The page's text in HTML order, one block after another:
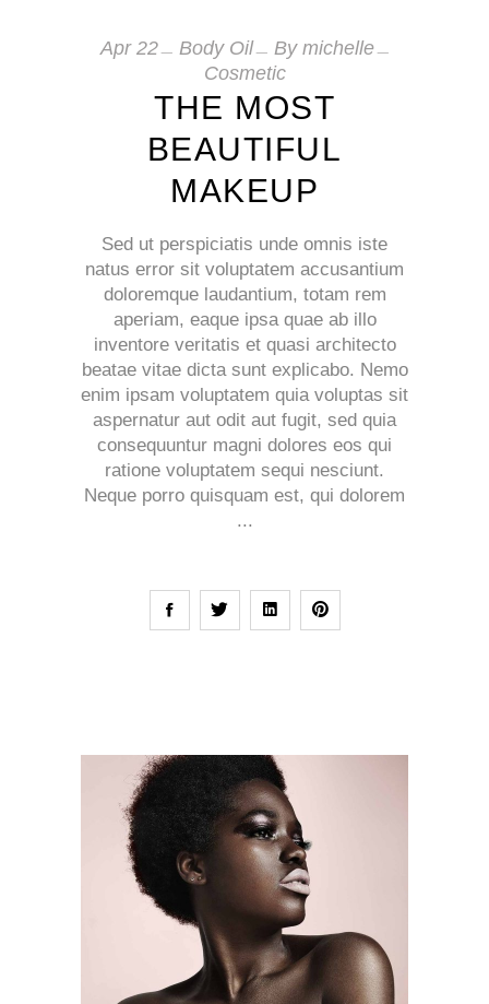
Apr 22 Body Oil By michelle
Cosmetic
THE MOST
BEAUTIFUL
MAKEUP
Sed ut perspiciatis unde omnis iste
natus error sit voluptatem accusantium
doloremque laudantium, totam rem
aperiam, eaque ipsa quae ab illo
inventore veritatis et quasi architecto
beatae vitae dicta sunt explicabo. Nemo
enim ipsam voluptatem quia voluptas sit
aspernatur aut odit aut fugit, sed quia
consequuntur magni dolores eos qui
ratione voluptatem sequi nesciunt.
Neque porro quisquam est, qui dolorem